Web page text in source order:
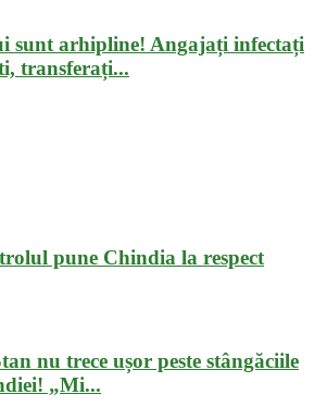
sunt arhipline! Angajați infectați
transferați...
pune Chindia la respect
nu trece ușor peste stângăciile
„Mi...